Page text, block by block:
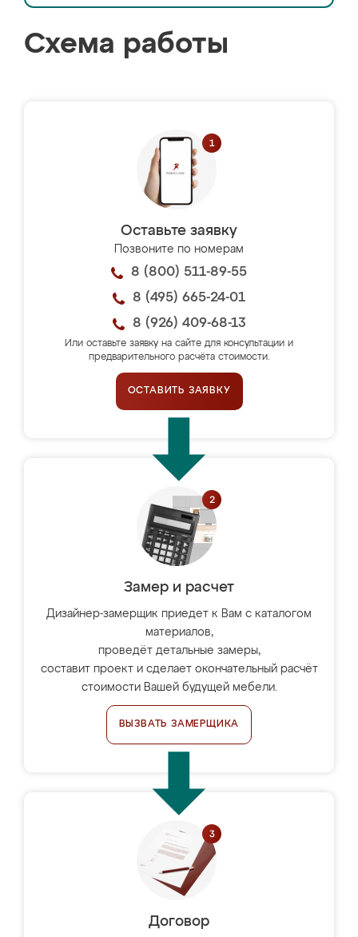
Схема работы
Оставьте заявку
Позвоните по номерам
8 (800) 511-89-55
8 (495) 665-24-01
8 (926) 409-68-13
Или оставьте заявку на сайте для консультации и
предварительного расчёта стоимости.
ОСТАВИТЬ ЗАЯВКУ
Замер и расчет
Дизайнер-замерщик приедет к Вам с каталогом
материалов,
проведёт детальные замеры,
составит проект и сделает окончательный расчёт
стоимости Вашей будущей мебели.
ВЫЗВАТЬ ЗАМЕРЩИКА
Договор